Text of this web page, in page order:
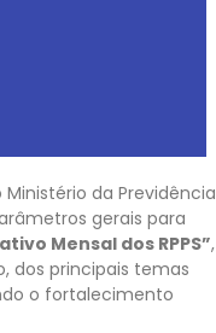
da Previdência
gerais para
Mensal dos RPPS”,
dos principais temas
o fortalecimento